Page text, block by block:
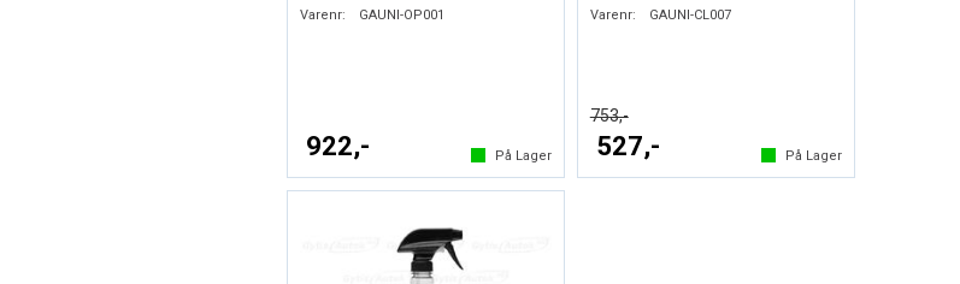
Varenr: GAUNI-OP001
922,- På Lager
Varenr: GAUNI-CL007
753,-
527,- På Lager